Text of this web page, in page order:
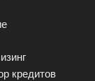
кредитов